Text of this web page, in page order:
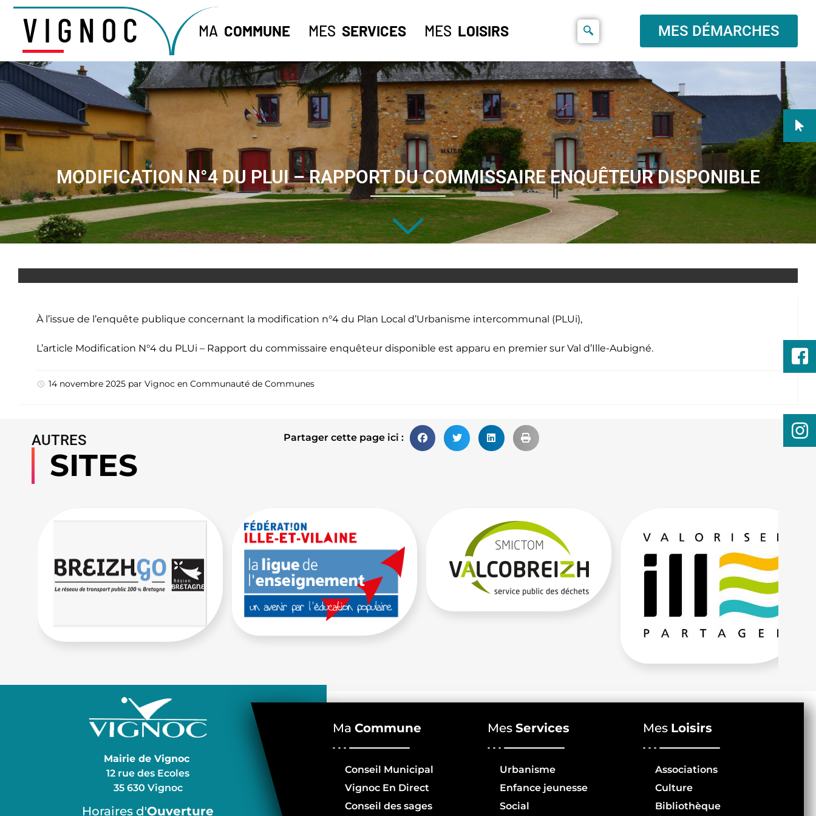
VIGNOC MA COMMUNE MES SERVICES MES LOISIRS MES DÉMARCHES
MODIFICATION N°4 DU PLUI – RAPPORT DU COMMISSAIRE ENQUÊTEUR DISPONIBLE
À l’issue de l’enquête publique concernant la modification n°4 du Plan Local d’Urbanisme intercommunal (PLUi),
L’article Modification N°4 du PLUi – Rapport du commissaire enquêteur disponible est apparu en premier sur Val d’Ille-Aubigné.
14 novembre 2025 par Vignoc en Communauté de Communes
Partager cette page ici :
AUTRES
SITES
Mairie de Vignoc
12 rue des Ecoles
35 630 Vignoc
Horaires d'Ouverture
Ma Commune
Conseil Municipal
Vignoc En Direct
Conseil des sages
MesServices
Urbanisme
Enfance jeunesse
Social
Mes Loisirs
Associations
Culture
Bibliothèque